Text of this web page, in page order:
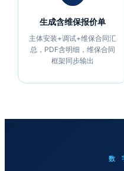
生成含维保报价单
主体安装+调试+维保合同汇
总，PDF含明细，维保合同
框架同步输出
数